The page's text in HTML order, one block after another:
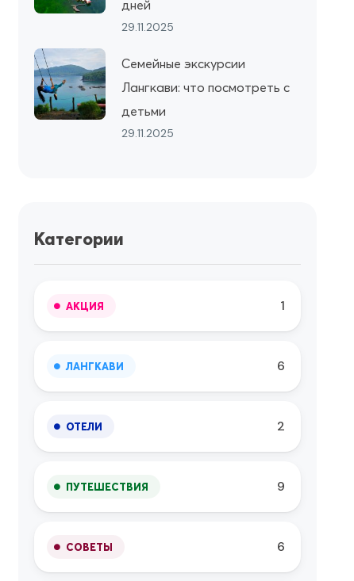
дней
29.11.2025
Семейные экскурсии
Лангкави: что посмотреть с
детьми
29.11.2025
Категории
АКЦИЯ 1
ЛАНГКАВИ 6
ОТЕЛИ 2
ПУТЕШЕСТВИЯ 9
СОВЕТЫ 6